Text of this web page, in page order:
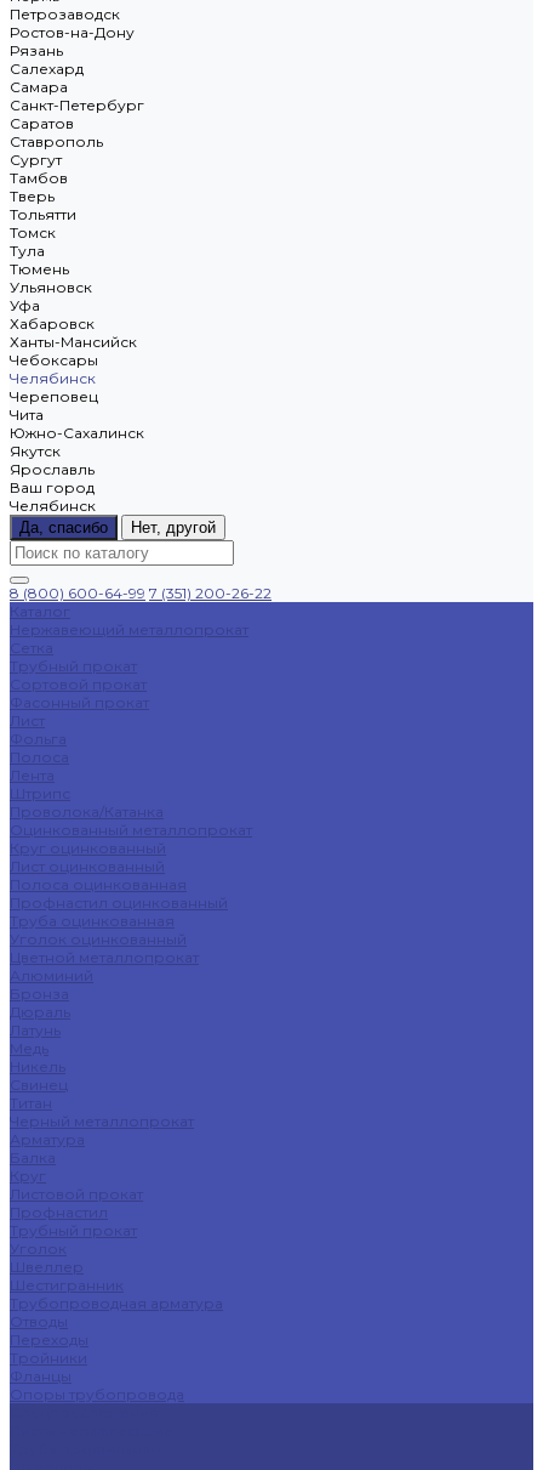
Петрозаводск
Ростов-на-Дону
Рязань
Салехард
Самара
Санкт-Петербург
Саратов
Ставрополь
Сургут
Тамбов
Тверь
Тольятти
Томск
Тула
Тюмень
Ульяновск
Уфа
Хабаровск
Ханты-Мансийск
Чебоксары
Челябинск
Череповец
Чита
Южно-Сахалинск
Якутск
Ярославль
Ваш город
Челябинск
Да, спасибо
Нет, другой
8 (800) 600-64-99 7 (351) 200-26-22
Каталог
Нержавеющий металлопрокат
Сетка
Трубный прокат
Сортовой прокат
Фасонный прокат
Лист
Фольга
Полоса
Лента
Штрипс
Проволока/Катанка
Оцинкованный металлопрокат
Круг оцинкованный
Лист оцинкованный
Полоса оцинкованная
Профнастил оцинкованный
Труба оцинкованная
Уголок оцинкованный
Цветной металлопрокат
Алюминий
Бронза
Дюраль
Латунь
Медь
Никель
Свинец
Титан
Черный металлопрокат
Арматура
Балка
Круг
Листовой прокат
Профнастил
Трубный прокат
Уголок
Швеллер
Шестигранник
Трубопроводная арматура
Отводы
Переходы
Тройники
Фланцы
Опоры трубопровода